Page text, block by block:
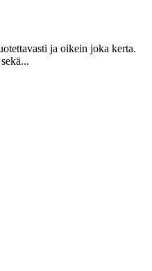
ja oikein joka kerta.